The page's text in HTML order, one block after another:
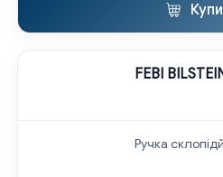
FEBI
Ручка